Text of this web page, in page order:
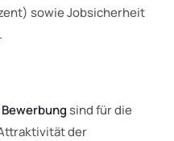
sowie Jobsicherheit
sind für die
der